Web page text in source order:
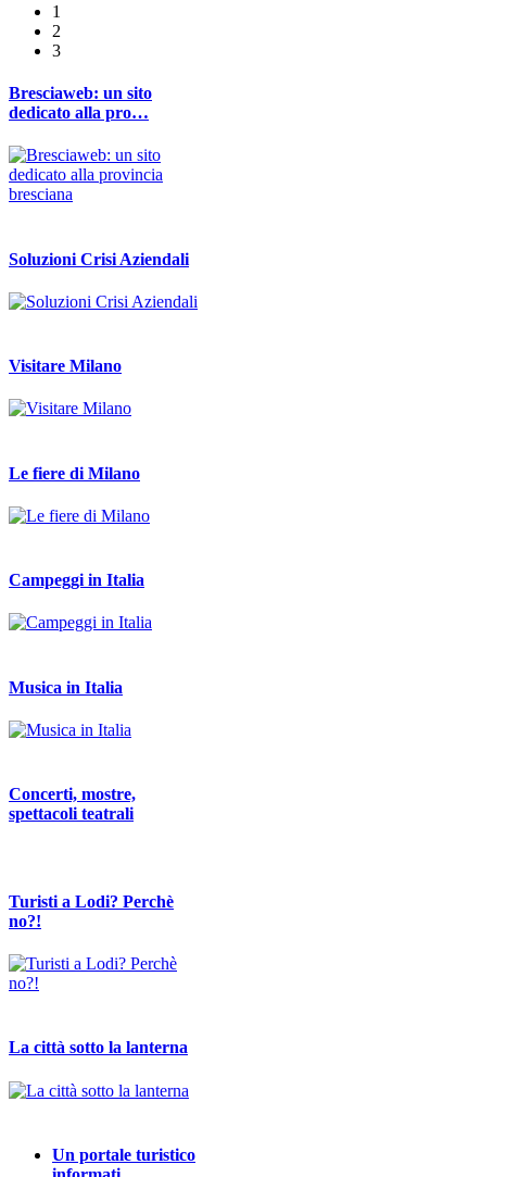
1
2
3
Bresciaweb: un sito
dedicato alla pro…
Soluzioni Crisi Aziendali
Visitare Milano
Le fiere di Milano
Campeggi in Italia
Musica in Italia
Concerti, mostre,
spettacoli teatrali
Turisti a Lodi? Perchè
no?!
La città sotto la lanterna
Un portale turistico